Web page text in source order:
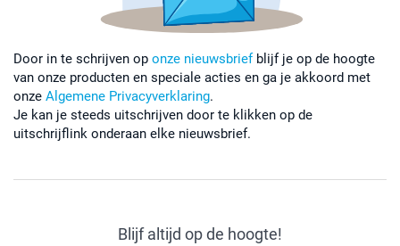
Door in te schrijven op onze nieuwsbriefblijf je op de hoogte
van onze producten en speciale acties en ga je akkoord met
onze Algemene Privacyverklaring.
Je kan je steeds uitschrijven door te klikken op de
uitschrijflink onderaan elke nieuwsbrief.
Blijf altijd op de hoogte!